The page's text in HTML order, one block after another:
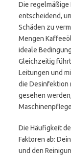
Die regelmäßige
entscheidend,
Schäden zu
Mengen
ideale
Gleichzeitig
Leitungen und
die Desinfektion
gesehen
Die Häufigkeit
Faktoren ab:
und den